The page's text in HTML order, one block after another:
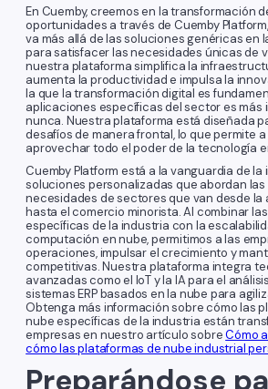
En Cuemby, creemos en la transformación
oportunidades a través de Cuemby
va más allá de las soluciones genéricas en
para satisfacer las necesidades únicas de
nuestra plataforma simplifica la
aumenta la productividad e impulsa la
la que la transformación digital es
aplicaciones específicas del sector es más
nunca. Nuestra plataforma está diseñada
desafíos de manera frontal, lo que permite
aprovechar todo el poder de la tecnología
Cuemby Platform está a la vanguardia de
soluciones personalizadas que abordan las
necesidades de sectores que van desde la
hasta el comercio minorista. Al combinar
específicas de la industria con la
computación en nube, permitimos a las
operaciones, impulsar el crecimiento y
competitivas. Nuestra plataforma integra
avanzadas como el IoT y la IA para el
sistemas ERP basados en la nube para
Obtenga más información sobre cómo las
nube específicas de la industria están
empresas en nuestro artículo sobreCómo
cómo las plataformas de nube industrial
Preparándose